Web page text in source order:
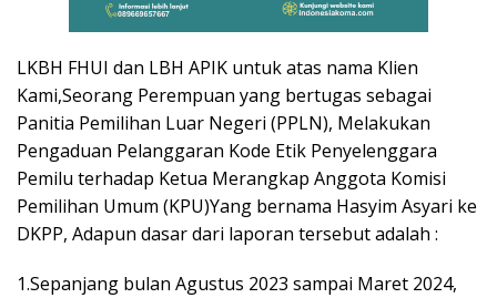
LKBH FHUI dan LBH APIK untuk atas nama Klien
Kami,Seorang Perempuan yang bertugas sebagai
Panitia Pemilihan Luar Negeri (PPLN), Melakukan
Pengaduan Pelanggaran Kode Etik Penyelenggara
Pemilu terhadap Ketua Merangkap Anggota Komisi
Pemilihan Umum (KPU)Yang bernama Hasyim Asyari ke
DKPP, Adapun dasar dari laporan tersebut adalah :
1.Sepanjang bulan Agustus 2023 sampai Maret 2024,